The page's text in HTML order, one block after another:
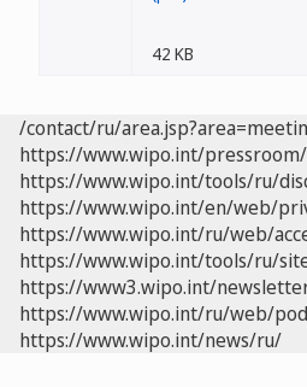
42 KB
/contact/ru/
https://www.wipo.int/
https://www.wipo.int/tools/ru/
https://www.wipo.int/en/web/
https://www.wipo.int/ru/web/
https://www.wipo.int/tools/ru/
https://www3.wipo.int/
https://www.wipo.int/ru/web/
https://www.wipo.int/news/ru/